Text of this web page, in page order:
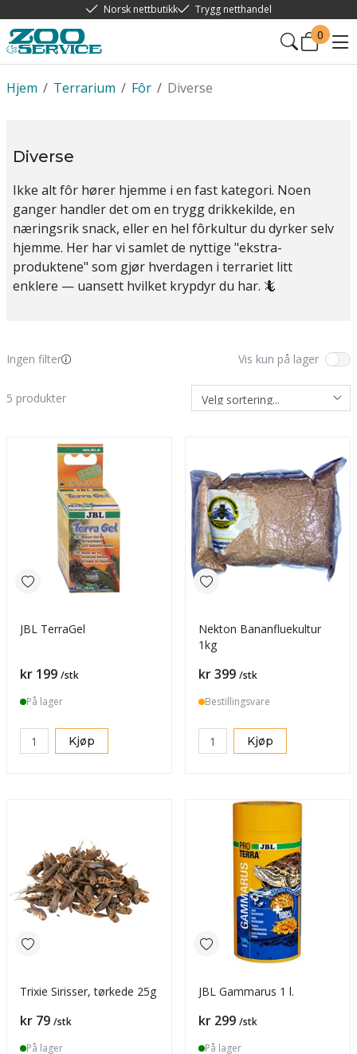
Norsk nettbutikk Trygg netthandel
0
/
Hjem /
Terrarium /
Fôr Diverse
Diverse
Ikke alt fôr hører hjemme i en fast kategori. Noen
ganger handler det om en trygg drikkekilde, en
næringsrik snack, eller en hel fôrkultur du dyrker selv
hjemme. Her har vi samlet de nyttige "ekstra-
produktene" som gjør hverdagen i terrariet litt
enklere — uansett hvilket krypdyr du har. 🦎
Ingen filter Vis kun på lager
5 produkter
JBL TerraGel
Pris
kr 199 /stk
På lager
Kjøp
Nekton Bananfluekultur
1kg
Pris
kr 399 /stk
Bestillingsvare
Kjøp
Trixie Sirisser, tørkede 25g
Pris
kr 79 /stk
På lager
JBL Gammarus 1 l.
Pris
kr 299 /stk
På lager